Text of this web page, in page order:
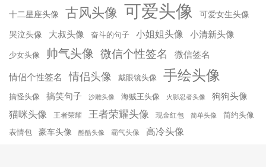
十二星座头像 古风头像 可爱头像 可爱女生头像
哭泣头像 大叔头像 奋斗的句子 小姐姐头像 小清新头像
少女头像 帅气头像 微信个性签名 微信签名
情侣个性签名 情侣头像 戴眼镜头像 手绘头像
搞怪头像 搞笑句子 沙雕头像 海贼王头像 火影忍者头像 狗狗头像
猫咪头像 王者荣耀 王者荣耀头像 现金红包 简单头像 简约头像
表情包 豪车头像 酷酷头像 霸气头像 高冷头像